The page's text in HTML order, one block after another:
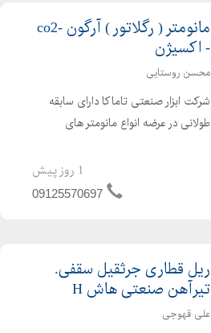
مانومتر ( رگلاتور ) آرگون -co2
- اکسیژن
محسن روستایی
شرکت ابزار صنعتی تاماکا دارای سابقه
طولانی در عرضه انواع مانومتر های
نیتروژن ، آمونیاک ، اسیتلن با خروجی
های متغیر برای استفاده در تمام کارهای
1 روز پیش
09125570697
ریل قطاری جرثقیل سقفی.
تیرآهن صنعتی هاش H
علی قهوجی